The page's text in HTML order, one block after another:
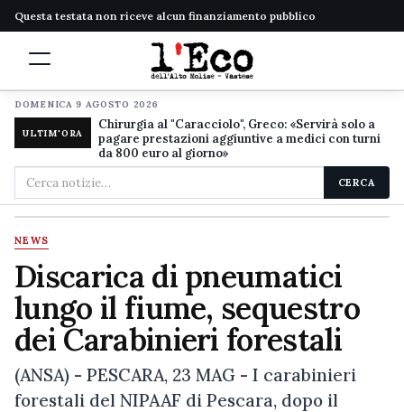
Questa testata non riceve alcun finanziamento pubblico
DOMENICA 9 AGOSTO 2026
ULTIM'ORA
Chirurgia al "Caracciolo", Greco: «Servirà solo a
pagare prestazioni aggiuntive a medici con turni
da 800 euro al giorno»
Cerca
nel
sito
CERCA
NEWS
Discarica di pneumatici
lungo il fiume, sequestro
dei Carabinieri forestali
(ANSA) - PESCARA, 23 MAG - I carabinieri
forestali del NIPAAF di Pescara, dopo il